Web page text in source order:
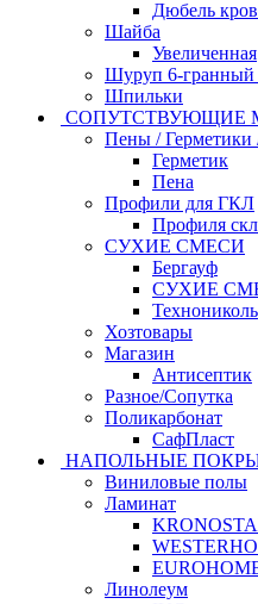
Дюбель
Шайба
Увеличенная
Шуруп 6-гранный
Шпильки
СОПУТСТВУЮЩИЕ
Пены / Герметики
Герметик
Пена
Профили для ГКЛ
Профиля
СУХИЕ СМЕСИ
Бергауф
СУХИЕ
Технониколь
Хозтовары
Магазин
Антисептик
Разное/Сопутка
Поликарбонат
СафПласт
НАПОЛЬНЫЕ
Виниловые полы
Ламинат
Линолеум